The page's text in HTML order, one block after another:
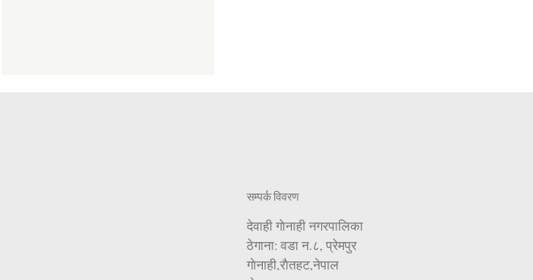
सम्पर्क विवरण
देवाही गाेनाही नगरपालिका
ठेगाना: वडा न.८, प्रेमपुर
गाेनाही,राैतहट,नेपाल